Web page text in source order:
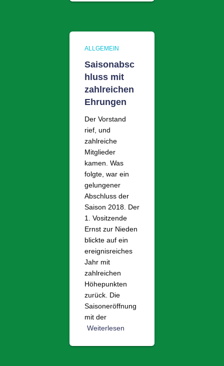
ALLGEMEIN
Saisonabsc
hluss mit
zahlreichen
Ehrungen
Der Vorstand
rief, und
zahlreiche
Mitglieder
kamen. Was
folgte, war ein
gelungener
Abschluss der
Saison 2018. Der
1. Vositzende
Ernst zur Nieden
blickte auf ein
ereignisreiches
Jahr mit
zahlreichen
Höhepunkten
zurück. Die
Saisoneröffnung
mit der
Weiterlesen